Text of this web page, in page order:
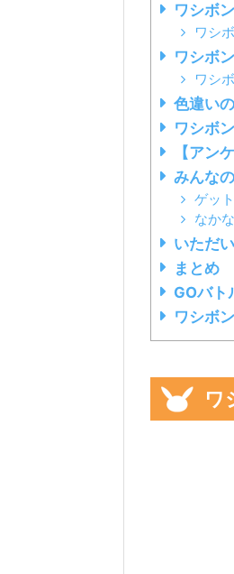
ワシボ
ワシ
ワシボ
ワシ
色違い
ワシボ
【アン
みんな
ゲッ
なか
いただ
まとめ
GOバト
ワシボ
ワ